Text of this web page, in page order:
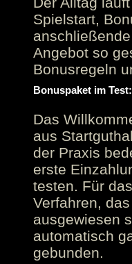
Spielstart,
Angebot so
Bonusregeln
Bonuspaket im
Das
aus
der Praxis
erste
testen. Für
Verfahren,
ausgewiesen
automatisch
gebunden.